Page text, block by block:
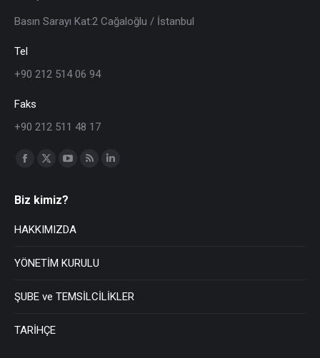
Basın Sarayı Kat:2 Cağaloğlu / İstanbul
Tel
+90 212 514 06 94
Faks
+90 212 511 48 17
Find us on:
Biz kimiz?
HAKKIMIZDA
YÖNETİM KURULU
ŞUBE ve TEMSİLCİLİKLER
TARİHÇE